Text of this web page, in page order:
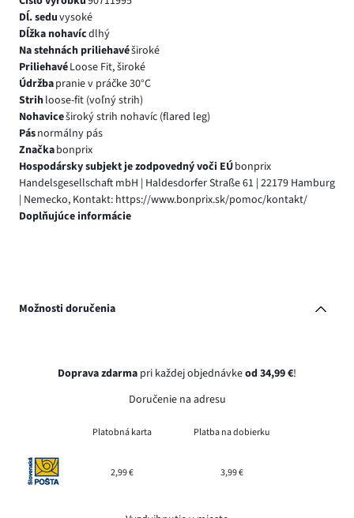
Dĺ. seduvysoké
Dĺžka nohavícdlhý
Na stehnách priliehavéširoké
PriliehavéLoose Fit, široké
Údržbapranie v práčke 30°C
Strihloose-fit (voľný strih)
Nohaviceširoký strih nohavíc (flared leg)
Pásnormálny pás
Značkabonprix
Hospodársky subjekt je zodpovedný voči EÚbonprix
Handelsgesellschaft mbH | Haldesdorfer Straße 61 | 22179 Hamburg
| Nemecko, Kontakt: https://www.bonprix.sk/pomoc/kontakt/
Doplňujúce informácie
Možnosti doručenia
Doprava zdarma pri každej objednávkeod 34,99 €!
Doručenie na adresu
Platobná karta Platba na dobierku
2,99 € 3,99 €